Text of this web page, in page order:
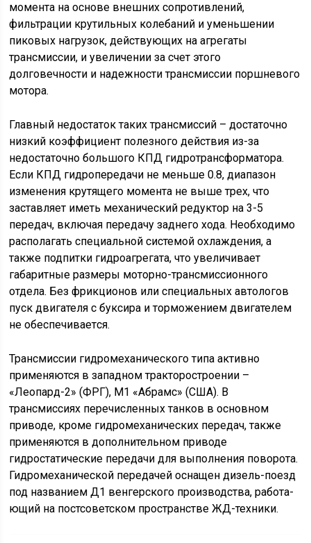
момента на основе внешних сопротивлений,
фильтрации крутильных колебаний и уменьшении
пиковых наг­ру­зок, действующих на агрегаты
трансмиссии, и увеличении за счет этого
долговечности и надежности трансмиссии поршневого
мотора.
Главный недостаток таких трансмиссий – достаточно
низкий коэффициент полезного действия из-за
недостаточно большого КПД гидротрансформатора.
Если КПД гид­ро­пе­ре­да­чи не меньше 0.8, диапазон
изменения крутящего момента не выше трех, что
заставляет иметь механический редуктор на 3-5
передач, включая передачу заднего хода. Необходимо
располагать специальной системой охлаждения, а
также подпитки гидроагрегата, что увеличивает
габаритные размеры моторно-трансмиссионного
отдела. Без фрикционов или специальных автологов
пуск двигателя с буксира и торможением двигателем
не обес­пе­чи­ва­ет­ся.
Трансмиссии гидромеханического типа активно
применяются в западном трак­то­ро­стро­е­нии –
«Леопард-2» (ФРГ), М1 «Абрамс» (США). В
трансмиссиях перечисленных танков в основном
приводе, кроме гидромеханических передач, также
применяются в до­пол­ни­тель­ном приводе
гидростатические передачи для выполнения поворота.
Гид­ро­ме­ха­ни­чес­кой передачей оснащен дизель-поезд
под названием Д1 венгерского производства, ра­бо­та­
ю­щий на постсоветском пространстве ЖД-техники.